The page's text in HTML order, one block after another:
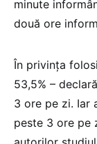
minute
două ore
În privința
53,5% –
3 ore pe zi. Iar
peste 3 ore pe